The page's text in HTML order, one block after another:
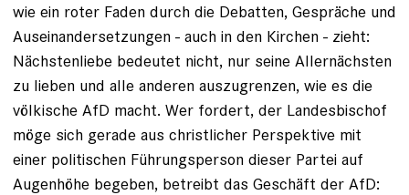
wie ein roter Faden durch die Debatten, Gespräche und
Auseinandersetzungen - auch in den Kirchen - zieht:
Nächstenliebe bedeutet nicht, nur seine Allernächsten
zu lieben und alle anderen auszugrenzen, wie es die
völkische AfD macht. Wer fordert, der Landesbischof
möge sich gerade aus christlicher Perspektive mit
einer politischen Führungsperson dieser Partei auf
Augenhöhe begeben, betreibt das Geschäft der AfD: